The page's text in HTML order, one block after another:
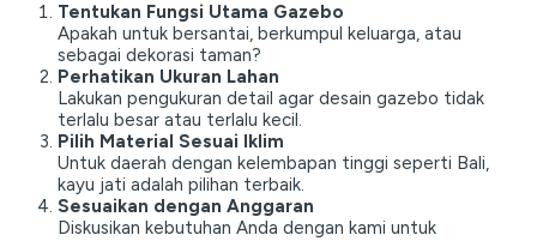
Tentukan Fungsi Utama Gazebo
Apakah untuk bersantai, berkumpul keluarga, atau
sebagai dekorasi taman?
Perhatikan Ukuran Lahan
Lakukan pengukuran detail agar desain gazebo tidak
terlalu besar atau terlalu kecil.
Pilih Material Sesuai Iklim
Untuk daerah dengan kelembapan tinggi seperti Bali,
kayu jati adalah pilihan terbaik.
Sesuaikan dengan Anggaran
Diskusikan kebutuhan Anda dengan kami untuk